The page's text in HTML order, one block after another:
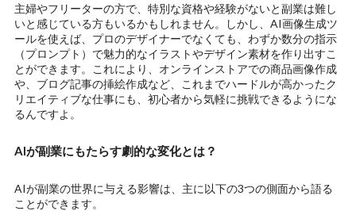
主婦やフリーターの方で、特別な資格や経験がないと副業は難し
いと感じている方もいるかもしれません。しかし、AI画像生成ツ
ールを使えば、プロのデザイナーでなくても、わずか数分の指示
（プロンプト）で魅力的なイラストやデザイン素材を作り出すこ
とができます。これにより、オンラインストアでの商品画像作成
や、ブログ記事の挿絵作成など、これまでハードルが高かったク
リエイティブな仕事にも、初心者から気軽に挑戦できるようにな
るんですよ。
AIが副業にもたらす劇的な変化とは？
AIが副業の世界に与える影響は、主に以下の3つの側面から語る
ことができます。